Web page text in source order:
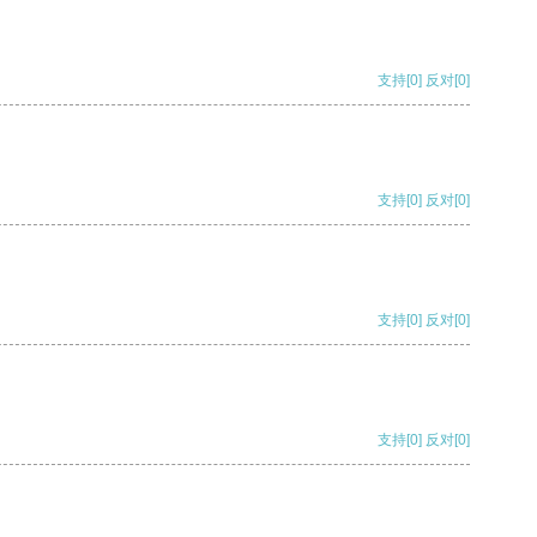
支持[0] 反对[0]
支持[0] 反对[0]
支持[0] 反对[0]
支持[0] 反对[0]